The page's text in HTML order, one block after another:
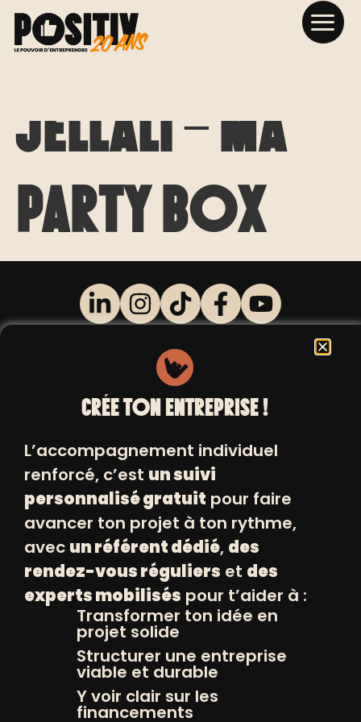
YASMINE
JELLALI – MA
PARTY BOX
INSCRIVEZ VOUS
À NOS NEWSLETTERS
© POSITIV 2026
MENTIONS LÉGALES ET CRÉDITS
CRÉE TON ENTREPRISE !
L’accompagnement individuel
renforcé, c’est un suivi
personnalisé gratuit pour faire
avancer ton projet à ton rythme,
avec un référent dédié, des
rendez-vous réguliers et des
experts mobilisés pour t’aider à :
Transformer ton idée en
projet solide
Structurer une entreprise
viable et durable
Y voir clair sur les
financements